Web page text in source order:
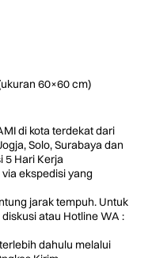
60×60 cm)
di kota terdekat dari
Solo, Surabaya dan
5 Hari Kerja
ekspedisi yang
jarak tempuh. Untuk
atau Hotline WA :
dahulu melalui